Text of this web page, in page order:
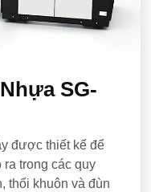
SG-
được thiết kế để
trong các quy
thổi khuôn và đùn